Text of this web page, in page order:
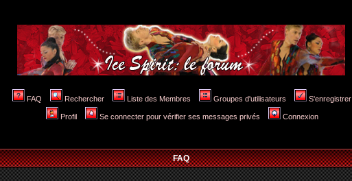
FAQ Rechercher Liste des Membres Groupes d'utilisateurs S'enregistrer
Profil Se connecter pour vérifier ses messages privés Connexion
FAQ